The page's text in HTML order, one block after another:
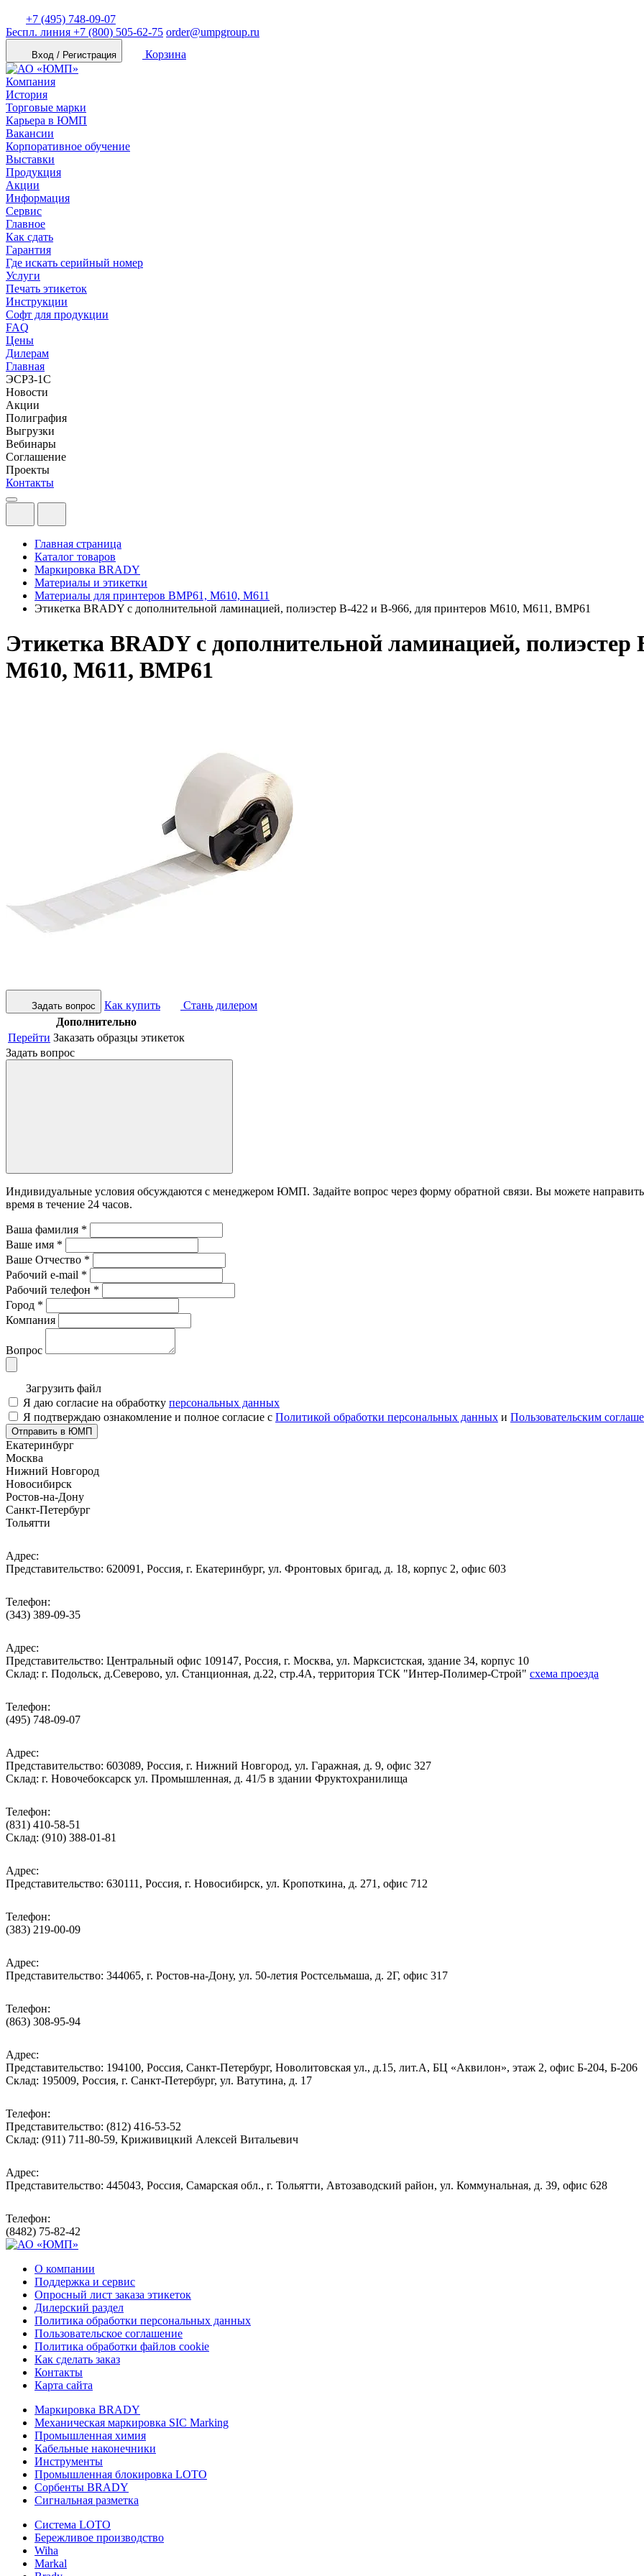
+7 (495) 748-09-07
Беспл. линия +7 (800) 505-62-75 order@umpgroup.ru
Вход / Регистрация Корзина
Компания
История
Торговые марки
Карьера в ЮМП
Вакансии
Корпоративное обучение
Выставки
Продукция
Акции
Информация
Сервис
Главное
Как сдать
Гарантия
Где искать серийный номер
Услуги
Печать этикеток
Инструкции
Софт для продукции
FAQ
Цены
Дилерам
Главная
ЭСРЗ-1С
Новости
Акции
Полиграфия
Выгрузки
Вебинары
Соглашение
Проекты
Контакты
Главная страница
Каталог товаров
Маркировка BRADY
Материалы и этикетки
Материалы для принтеров BMP61, M610, M611
Этикетка BRADY с дополнительной ламинацией, полиэстер B-422 и B-966, для принтеров M610, M611, BMP61
Этикетка BRADY с дополнительной ламинацией, полиэстер
M610, M611, BMP61
Задать вопрос Как купить
Стань дилером
Дополнительно
Перейти Заказать образцы этикеток
Задать вопрос
Индивидуальные условия обсуждаются с менеджером ЮМП. Задайте вопрос через форму обратной связи. Вы можете
время в течение 24 часов.
Ваша фамилия *
Ваше имя *
Ваше Отчество *
Рабочий e-mail *
Рабочий телефон *
Город *
Компания
Вопрос
Загрузить файл
Я даю согласие на обработку персональных данных
Я подтверждаю ознакомление и полное согласие с Политикой обработки персональных данных и Пользовательским
Отправить в ЮМП
Екатеринбург
Москва
Нижний Новгород
Новосибирск
Ростов-на-Дону
Санкт-Петербург
Тольятти
Адрес:
Представительство: 620091, Россия, г. Екатеринбург, ул. Фронтовых бригад, д. 18, корпус 2, офис 603
Телефон:
(343) 389-09-35
Адрес:
Представительство: Центральный офис 109147, Россия, г. Москва, ул. Марксистская, здание 34, корпус 10
Cклад: г. Подольск, д.Северово, ул. Станционная, д.22, стр.4А, территория ТСК "Интер-Полимер-Строй" схема проезда
Телефон:
(495) 748-09-07
Адрес:
Представительство: 603089, Россия, г. Нижний Новгород, ул. Гаражная, д. 9, офис 327
Склад: г. Новочебоксарск ул. Промышленная, д. 41/5 в здании Фруктохранилища
Телефон:
(831) 410-58-51
Склад: (910) 388-01-81
Адрес:
Представительство: 630111, Россия, г. Новосибирск, ул. Кропоткина, д. 271, офис 712
Телефон:
(383) 219-00-09
Адрес:
Представительство: 344065, г. Ростов-на-Дону, ул. 50-летия Ростсельмаша, д. 2Г, офис 317
Телефон:
(863) 308-95-94
Адрес:
Представительство: 194100, Россия, Санкт-Петербург, Новолитовская ул., д.15, лит.А, БЦ «Аквилон», этаж 2, офис Б-204, Б-206
Склад: 195009, Россия, г. Санкт-Петербург, ул. Ватутина, д. 17
Телефон:
Представительство: (812) 416-53-52
Склад: (911) 711-80-59, Криживицкий Алексей Витальевич
Адрес:
Представительство: 445043, Россия, Самарская обл., г. Тольятти, Автозаводский район, ул. Коммунальная, д. 39, офис 628
Телефон:
(8482) 75-82-42
О компании
Поддержка и сервис
Опросный лист заказа этикеток
Дилерский раздел
Политика обработки персональных данных
Пользовательское соглашение
Политика обработки файлов cookie
Как сделать заказ
Контакты
Карта сайта
Маркировка BRADY
Механическая маркировка SIC Marking
Промышленная химия
Кабельные наконечники
Инструменты
Промышленная блокировка LOTO
Сорбенты BRADY
Сигнальная разметка
Система LOTO
Бережливое производство
Wiha
Markal